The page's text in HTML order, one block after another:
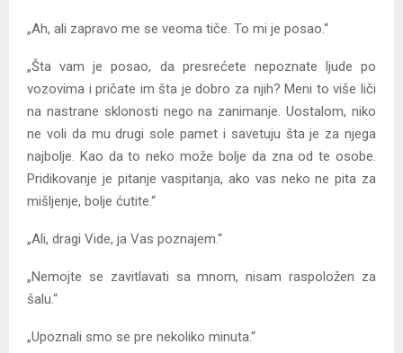
„Ah, ali zapravo me se veoma tiče. To mi je posao.“
„Šta vam je posao, da presrećete nepoznate ljude po
vozovima i pričate im šta je dobro za njih? Meni to više liči
na nastrane sklonosti nego na zanimanje. Uostalom, niko
ne voli da mu drugi sole pamet i savetuju šta je za njega
najbolje. Kao da to neko može bolje da zna od te osobe.
Pridikovanje je pitanje vaspitanja, ako vas neko ne pita za
mišljenje, bolje ćutite.“
„Ali, dragi Vide, ja Vas poznajem.“
„Nemojte se zavitlavati sa mnom, nisam raspoložen za
šalu.“
„Upoznali smo se pre nekoliko minuta.“